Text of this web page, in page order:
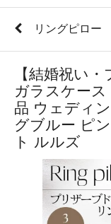
リングピロー
【結婚祝い
ガラスケー
品 ウェディ
グブルー ピ
ト ルルズ